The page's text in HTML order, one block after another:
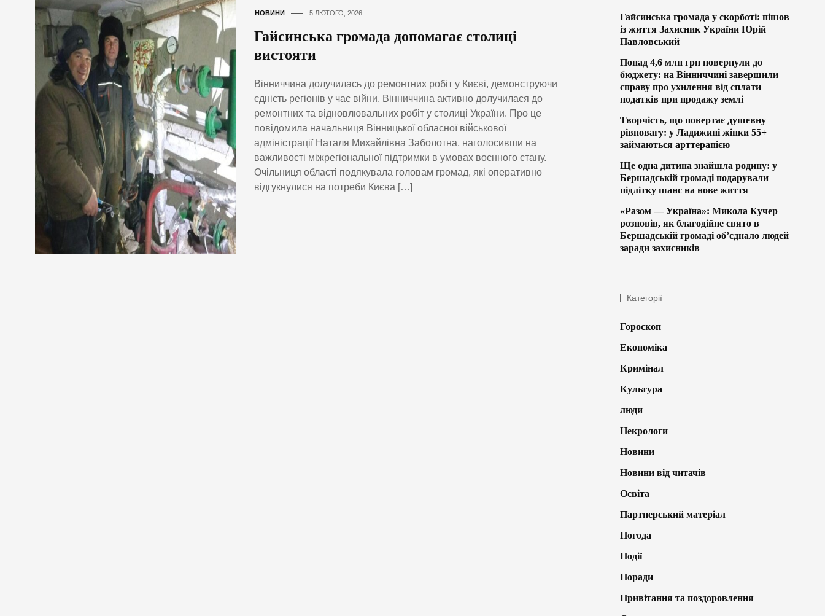
НОВИНИ 5 ЛЮТОГО, 2026
Гайсинська громада допомагає столиці
вистояти
Вінниччина долучилась до ремонтних робіт у Києві, демонструючи
єдність регіонів у час війни. Вінниччина активно долучилася до
ремонтних та відновлювальних робіт у столиці України. Про це
повідомила начальниця Вінницької обласної військової
адміністрації Наталя Михайлівна Заболотна, наголосивши на
важливості міжрегіональної підтримки в умовах воєнного стану.
Очільниця області подякувала головам громад, які оперативно
відгукнулися на потреби Києва […]
Гайсинська громада у скорботі: пішов
із життя Захисник України Юрій
Павловський
Понад 4,6 млн грн повернули до
бюджету: на Вінниччині завершили
справу про ухилення від сплати
податків при продажу землі
Творчість, що повертає душевну
рівновагу: у Ладижині жінки 55+
займаються арттерапією
Ще одна дитина знайшла родину: у
Бершадській громаді подарували
підлітку шанс на нове життя
«Разом — Україна»: Микола Кучер
розповів, як благодійне свято в
Бершадській громаді об’єднало людей
заради захисників
Категорії
Гороскоп
Економіка
Кримінал
Культура
люди
Некрологи
Новини
Новини від читачів
Освіта
Партнерський матеріал
Погода
Події
Поради
Привітання та поздоровлення